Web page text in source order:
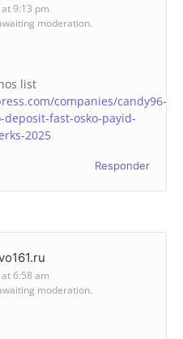
9:13 pm
moderation.
list
companies/candy96-
fast-osko-payid-
2025
Responder
6:58 am
moderation.